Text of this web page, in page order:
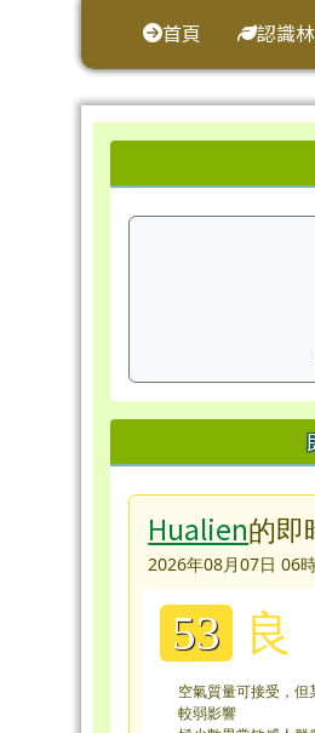
花蓮縣鳳林鎮
首頁 認識
左邊區域內
Hualien的即
2026年08月07日 06
53 良
空氣質量可接受，
較弱影響
頁尾區域